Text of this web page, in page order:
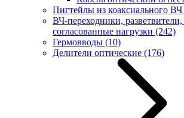
Пигтейлы из коаксиального ВЧ
ВЧ-переходники,
согласованные нагрузки (242)
Гермовводы (10)
Делители оптические (176)